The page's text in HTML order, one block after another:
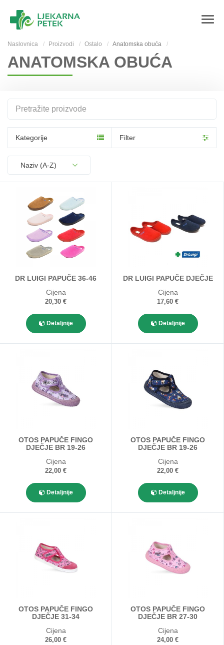
Naslovnica Proizvodi Ostalo Anatomska obuća
ANATOMSKA OBUĆA
Kategorije Filter
DR LUIGI PAPUČE 36-46
Cijena
20,30 €
Detaljnije
DR LUIGI PAPUČE DJEČJE
Cijena
17,60 €
Detaljnije
OTOS PAPUČE FINGO
DJEČJE BR 19-26
Cijena
22,00 €
Detaljnije
OTOS PAPUČE FINGO
DJEČJE BR 19-26
Cijena
22,00 €
Detaljnije
OTOS PAPUČE FINGO
DJEČJE 31-34
Cijena
26,00 €
OTOS PAPUČE FINGO
DJEČJE BR 27-30
Cijena
24,00 €